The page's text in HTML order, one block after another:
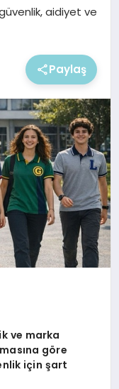
aidiyet ve
Paylaş
ve marka
ına göre
için şart